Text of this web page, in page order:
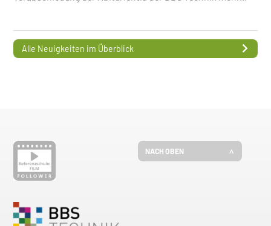
Alle Neuigkeiten im Überblick
NACH OBEN